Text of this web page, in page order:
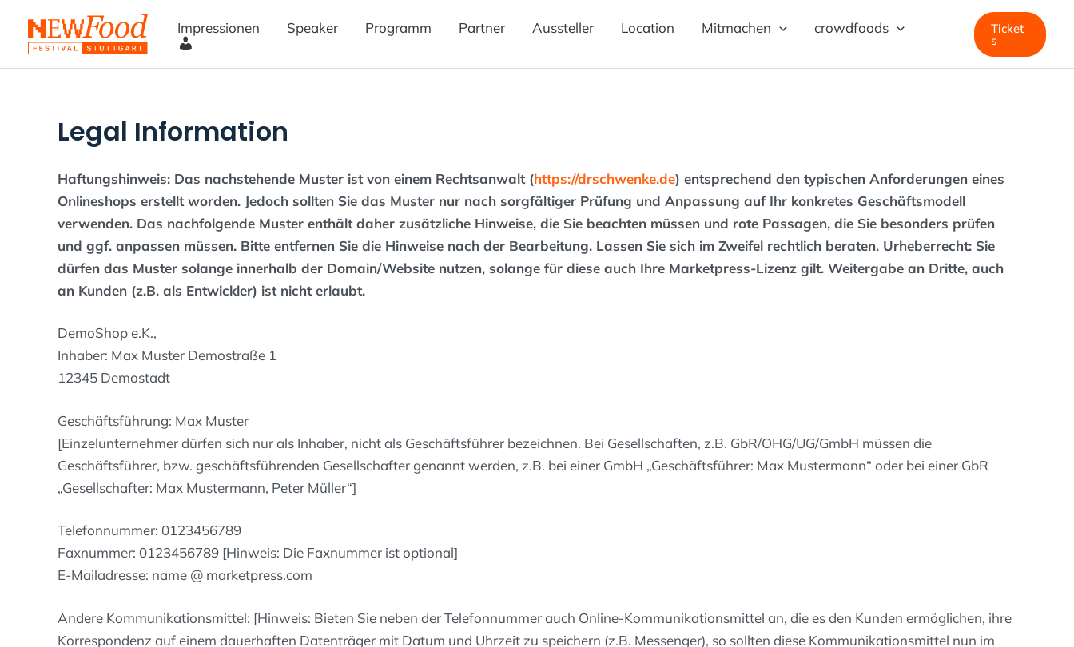
Inhalt
springen
Impressionen Speaker Programm Partner Aussteller Location Mitmachen
crowdfoods
M
K
n
t
o
Ticket
s
Legal Information
Haftungshinweis: Das nachstehende Muster ist von einem Rechtsanwalt (https://drschwenke.de) entsprechend den typischen Anforderungen eines
Onlineshops erstellt worden. Jedoch sollten Sie das Muster nur nach sorgfältiger Prüfung und Anpassung auf Ihr konkretes Geschäftsmodell
verwenden. Das nachfolgende Muster enthält daher zusätzliche Hinweise, die Sie beachten müssen und rote Passagen, die Sie besonders prüfen
und ggf. anpassen müssen. Bitte entfernen Sie die Hinweise nach der Bearbeitung. Lassen Sie sich im Zweifel rechtlich beraten. Urheberrecht: Sie
dürfen das Muster solange innerhalb der Domain/Website nutzen, solange für diese auch Ihre Marketpress-Lizenz gilt. Weitergabe an Dritte, auch
an Kunden (z.B. als Entwickler) ist nicht erlaubt.
DemoShop e.K.,
Inhaber: Max Muster Demostraße 1
12345 Demostadt
Geschäftsführung: Max Muster
[Einzelunternehmer dürfen sich nur als Inhaber, nicht als Geschäftsführer bezeichnen. Bei Gesellschaften, z.B. GbR/OHG/UG/GmbH müssen die
Geschäftsführer, bzw. geschäftsführenden Gesellschafter genannt werden, z.B. bei einer GmbH „Geschäftsführer: Max Mustermann“ oder bei einer GbR
„Gesellschafter: Max Mustermann, Peter Müller“]
Telefonnummer: 0123456789
Faxnummer: 0123456789 [Hinweis: Die Faxnummer ist optional]
E-Mailadresse: name @ marketpress.com
Andere Kommunikationsmittel: [Hinweis: Bieten Sie neben der Telefonnummer auch Online-Kommunikationsmittel an, die es den Kunden ermöglichen, ihre
Korrespondenz auf einem dauerhaften Datenträger mit Datum und Uhrzeit zu speichern (z.B. Messenger), so sollten diese Kommunikationsmittel nun im